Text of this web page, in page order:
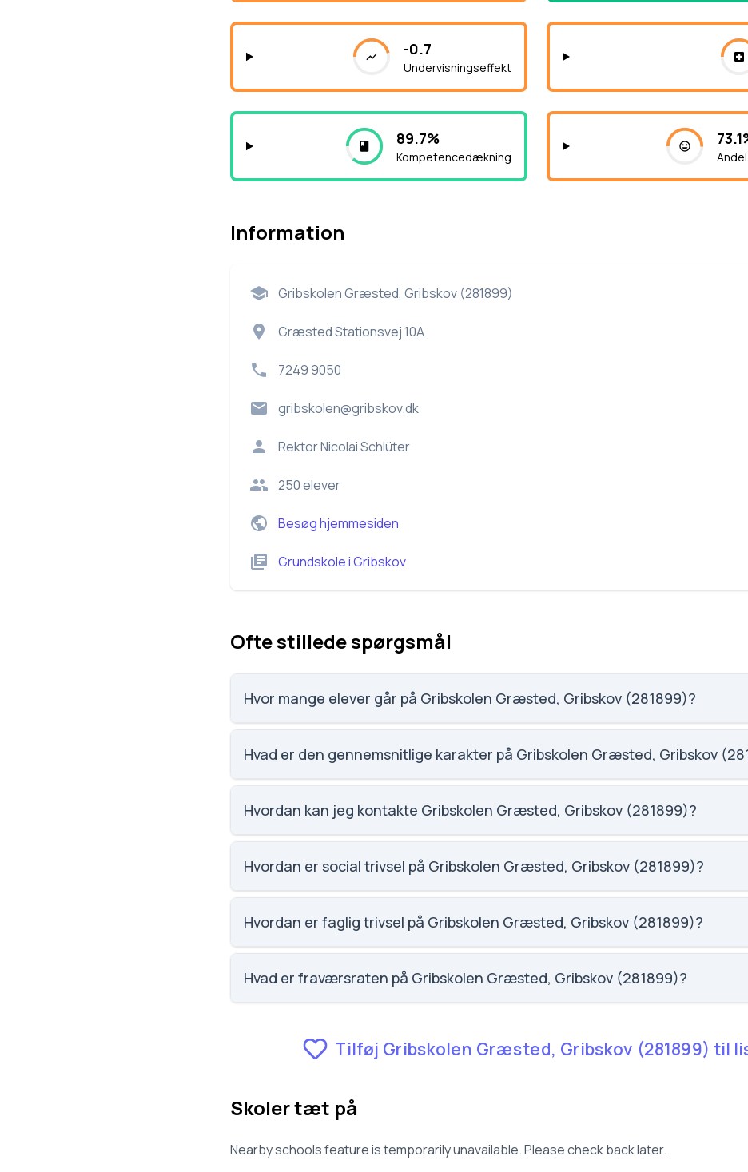
-0.7
Undervisningseffekt
89.7%
Kompetencedækning
Information
Gribskolen Græsted, Gribskov (281899)
Græsted Stationsvej 10A
7249 9050
gribskolen@gribskov.dk
RektorNicolai Schlüter
250elever
Besøg hjemmesiden
GrundskoleiGribskov
Ofte stillede spørgsmål
Hvor mange elever går på Gribskolen Græsted, Gribskov (281899)?
Gribskolen Græsted, Gribskov (281899) har 250 elever, hvilket gør den til nummer 1035
skoler.
Hvad er den gennemsnitlige karakter på Gribskolen Græsted,
Karaktergennemsnittet på Gribskolen Græsted, Gribskov (281899) er 6.3, nummer
skoler.
Hvordan kan jeg kontakte Gribskolen Græsted, Gribskov (281899)?
Email: gribskolen@gribskov.dk. Telefon: 7249 9050. Adresse: Græsted Stationsvej
Nicolai Schlüter.
Hvordan er social trivsel på Gribskolen Græsted, Gribskov (281899)?
Social trivsel på Gribskolen Græsted, Gribskov (281899) er 3.9 ud af 5, nummer 715 ud
Scoren er baseret på elevernes egne besvarelser.Hvordan er faglig trivsel på Gribskolen Græsted, Gribskov (281899)?
Faglig trivsel på Gribskolen Græsted, Gribskov (281899) er 3.5 ud af 5, nummer 903 ud
Scoren er baseret på elevernes egne besvarelser.Hvad er fraværsraten på Gribskolen Græsted, Gribskov (281899)?
Tilføj Gribskolen Græsted, Gribskov (281899) til
Skoler tæt på
Nearby schools feature is temporarily unavailable. Please check back later.